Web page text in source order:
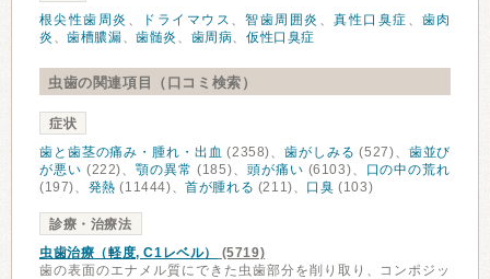
根尖性歯周炎 、 ドライマウス 、智歯周囲炎 、真性口臭症 、 歯肉
炎 、歯槽膿漏、歯髄炎 、 歯周病、仮性口臭症
虫歯の関連項目（口コミ検索）
症状
歯と歯茎の痛み・腫れ・出血 (2358)、歯がしみる (527)、 歯並び
が悪い (222)、顎の異常 (185)、 頭が痛い (6103)、
口の中の荒れ
(197)、 発熱 (11444)、首が腫れる (211)、 口臭 (103)
診療・治療法
虫歯治療（軽度, C1レベル）
(5719)
歯の表面のエナメル質にできた虫歯部分を削り取り、コンポジッ